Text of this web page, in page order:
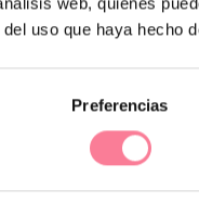
uso que haya hecho
Preferencias
se necesitará
el útero
con la